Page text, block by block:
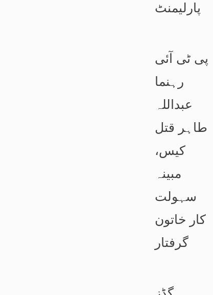
پارلیمنٹ
پی ٹی آئی
رہنما
عبداللہ
طاہر قتل
کیس،
مبینہ
سہولت
کار خاتون
گرفتار